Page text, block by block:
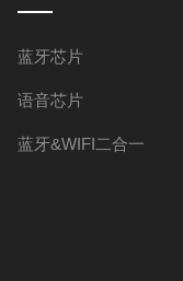
蓝牙芯片
语音芯片
蓝牙&WIFI二合一